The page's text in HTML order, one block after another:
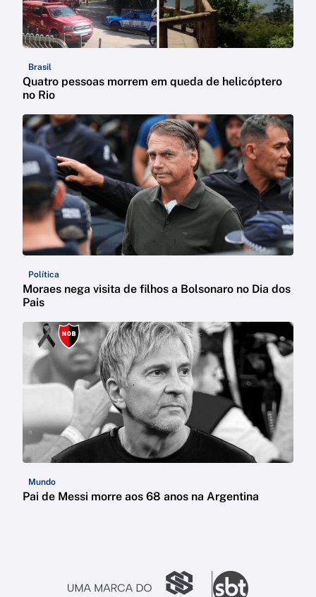
Brasil
Quatro pessoas morrem em queda de helicóptero
no Rio
Política
Moraes nega visita de filhos a Bolsonaro no Dia dos
Pais
Mundo
Pai de Messi morre aos 68 anos na Argentina